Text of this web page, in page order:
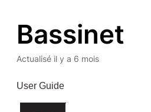
Bassinet
Actualisé il y a 6 mois
User Guide